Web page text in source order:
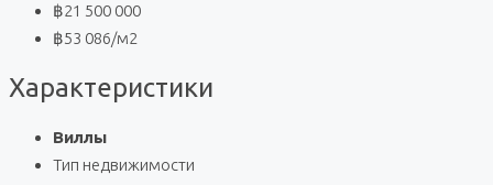
฿21 500 000
฿53 086/м2
Характеристики
Виллы
Тип недвижимости